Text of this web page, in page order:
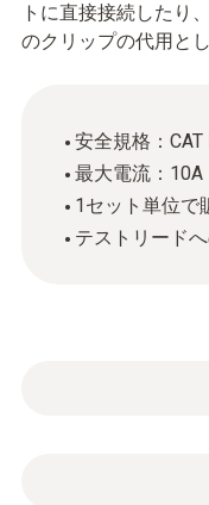
トに直接接続したり
のクリップの代用と
安全規格：
最大電流：10A
1セット単位で
テストリード
測定器に付属